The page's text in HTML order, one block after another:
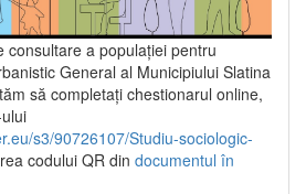
consultare a populaţiei pentru
General al Municipiului Slatina
să completați chestionarul online,
s3/90726107/Studiu-sociologic-
codului QR din documentul în